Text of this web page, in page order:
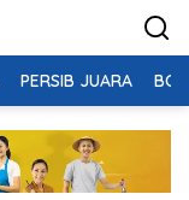
PERSIB JUARA